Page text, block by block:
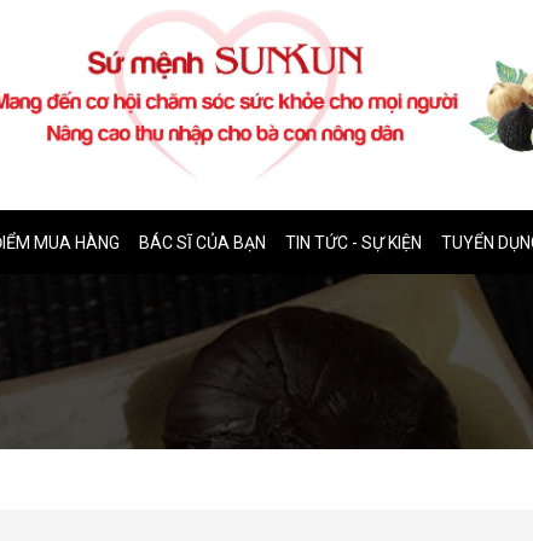
MUA HÀNG BÁC SĨ CỦA BẠN TIN TỨC - SỰ KIỆN TUYỂN